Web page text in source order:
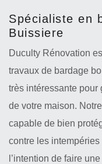
Spécialiste en
Buissiere
Duculty Rénovation
travaux de bardage
très intéressante pour
de votre maison.
capable de bien
contre les
l’intention de faire